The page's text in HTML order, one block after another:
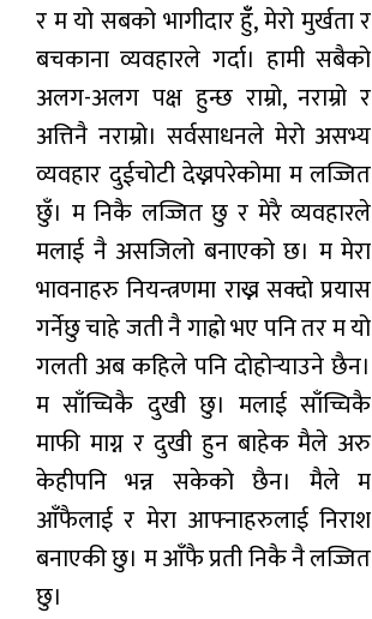
र म यो सबको भागीदार हुँँ, मेरो मुर्खता र
बचकाना व्यवहारले गर्दा। हामी सबैको
अलग-अलग पक्ष हुन्छ राम्रो, नराम्रो र
अत्तिनै नराम्रो। सर्वसाधनले मेरो असभ्य
व्यवहार दुईचोटी देख्नपरेकोमा म लज्जित
छुँ। म निकै लज्जित छु र मेरै व्यवहारले
मलाई नै असजिलो बनाएको छ। म मेरा
भावनाहरु नियन्त्रणमा राख्न सक्दो प्रयास
गर्नेछु चाहे जती नै गाह्रो भए पनि तर म यो
गलती अब कहिले पनि दोहोर्‍याउने छैन।
म साँच्चिकै दुखी छु। मलाई साँच्चिकै
माफी माग्न र दुखी हुन बाहेक मैले अरु
केहीपनि भन्न सकेको छैन। मैले म
आँफैलाई र मेरा आफ्नाहरुलाई निराश
बनाएकी छु। म आँफै प्रती निकै नै लज्जित
छु।